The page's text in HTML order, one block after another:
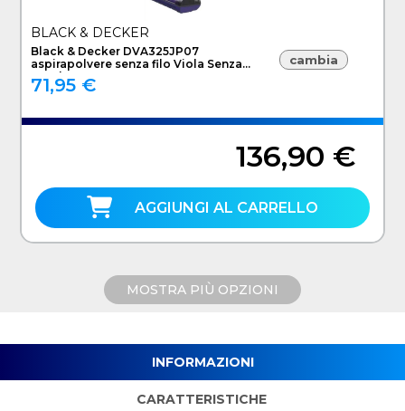
BLACK & DECKER
Black & Decker DVA325JP07
aspirapolvere senza filo Viola Senza
sacchetto
71,95 €
cambia
136,90 €
AGGIUNGI AL CARRELLO
MOSTRA PIÙ OPZIONI
INFORMAZIONI
CARATTERISTICHE